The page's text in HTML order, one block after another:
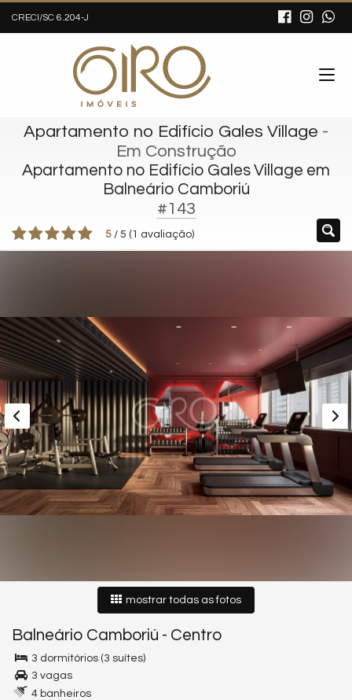
CRECI/SC 6.204-J
Apartamento no Edifício Gales Village -
Em Construção
Apartamento no Edifício Gales Village em
Balneário Camboriú
#143
5 / 5 ( 1 avaliação)
mostrar todas as fotos
Balneário Camboriú - Centro
3 dormitórios (3 suítes)
3 vagas
4 banheiros